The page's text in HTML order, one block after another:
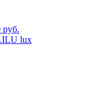
руб.
lux